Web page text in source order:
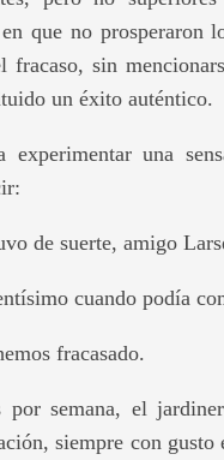
que no prosperaron
fracaso, sin
un éxito auténtico.
experimentar una
de suerte, amigo
cuando podía
fracasado.
semana, el
siempre con